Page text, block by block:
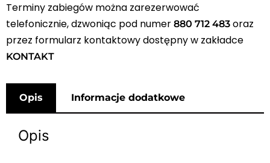
Terminy zabiegów można zarezerwować
telefonicznie, dzwoniąc pod numer 880 712 483 oraz
przez formularz kontaktowy dostępny w zakładce
KONTAKT
Opis Informacje dodatkowe
Opis